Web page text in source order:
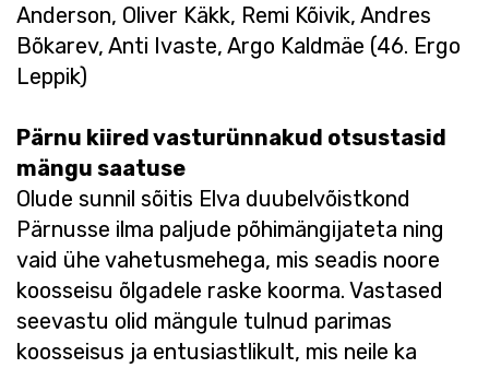
Anderson, Oliver Käkk, Remi Kõivik, Andres
Bõkarev, Anti Ivaste, Argo Kaldmäe (46. Ergo
Leppik)
Pärnu kiired vasturünnakud otsustasid
mängu saatuse
Olude sunnil sõitis Elva duubelvõistkond
Pärnusse ilma paljude põhimängijateta ning
vaid ühe vahetusmehega, mis seadis noore
koosseisu õlgadele raske koorma. Vastased
seevastu olid mängule tulnud parimas
koosseisus ja entusiastlikult, mis neile ka